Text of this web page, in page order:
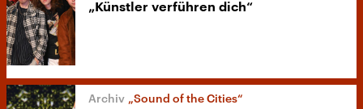
„Künstler verführen dich“
„Sound of the Cities“